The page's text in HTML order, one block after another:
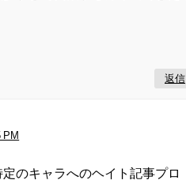
返信
PM
のキャラへのヘイト記事プロ